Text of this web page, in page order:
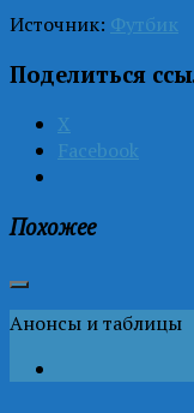
Источник: Футбик
Поделиться
X
Facebook
Похожее
Анонсы и таблицы